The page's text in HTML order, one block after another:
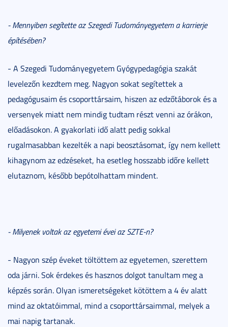
- Mennyiben segítette az Szegedi Tudományegyetem a karrierje
építésében?
- A Szegedi Tudományegyetem Gyógypedagógia szakát
levelezőn kezdtem meg. Nagyon sokat segítettek a
pedagógusaim és csoporttársaim, hiszen az edzőtáborok és a
versenyek miatt nem mindig tudtam részt venni az órákon,
előadásokon. A gyakorlati idő alatt pedig sokkal
rugalmasabban kezelték a napi beosztásomat, így nem kellett
kihagynom az edzéseket, ha esetleg hosszabb időre kellett
elutaznom, később bepótolhattam mindent.
- Milyenek voltak az egyetemi évei az SZTE-n?
- Nagyon szép éveket töltöttem az egyetemen, szerettem
oda járni. Sok érdekes és hasznos dolgot tanultam meg a
képzés során. Olyan ismeretségeket kötöttem a 4 év alatt
mind az oktatóimmal, mind a csoporttársaimmal, melyek a
mai napig tartanak.